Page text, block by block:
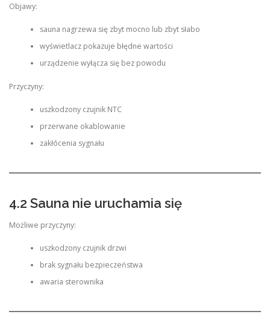
Objawy:
sauna nagrzewa się zbyt mocno lub zbyt słabo
wyświetlacz pokazuje błędne wartości
urządzenie wyłącza się bez powodu
Przyczyny:
uszkodzony czujnik NTC
przerwane okablowanie
zakłócenia sygnału
4.2 Sauna nie uruchamia się
Możliwe przyczyny:
uszkodzony czujnik drzwi
brak sygnału bezpieczeństwa
awaria sterownika